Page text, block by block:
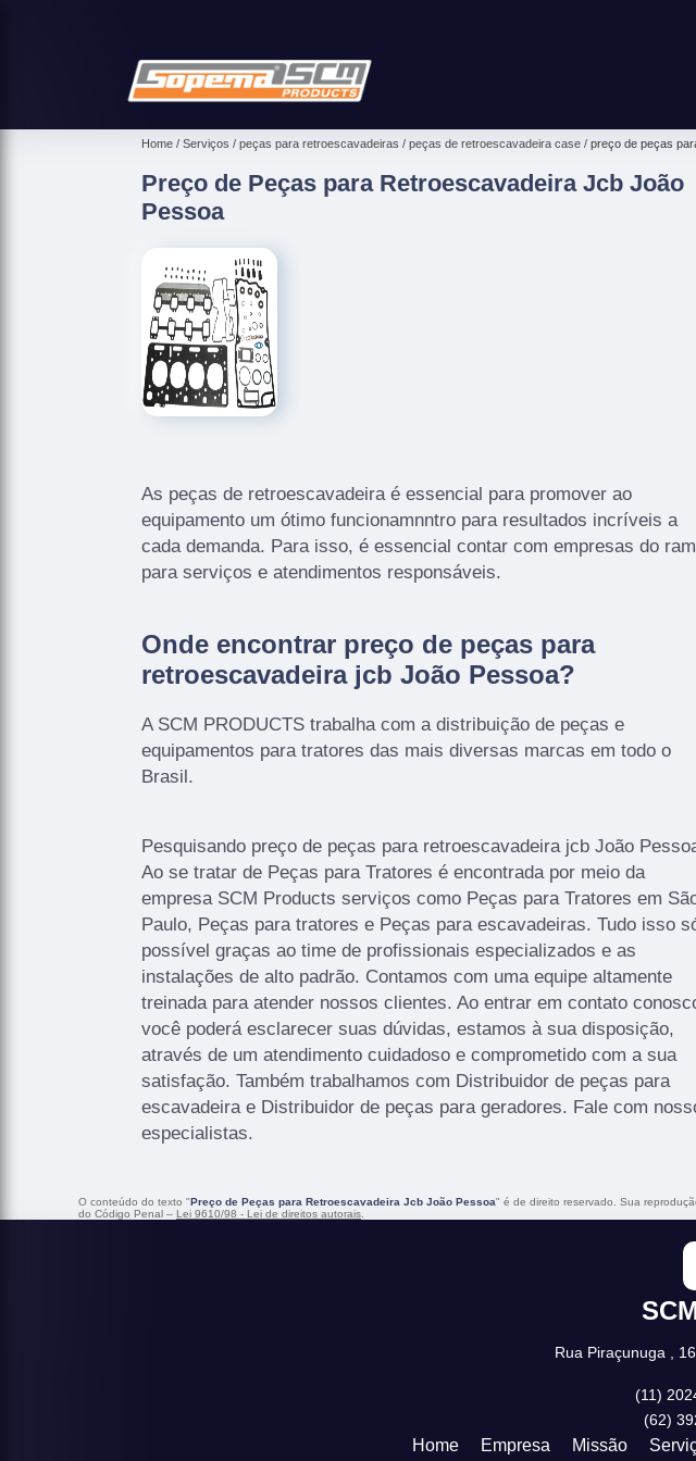
Home Serviços peças para retroescavadeiras peças de retroescavadeira case preço de peças
Preço de Peças para Retroescavadeira Jcb João
Pessoa
As peças de retroescavadeira é essencial para promover ao
equipamento um ótimo funcionamnntro para resultados incríveis a
cada demanda. Para isso, é essencial contar com empresas do
para serviços e atendimentos responsáveis.
Onde encontrar preço de peças para
retroescavadeira jcb João Pessoa?
A SCM PRODUCTS trabalha com a distribuição de peças e
equipamentos para tratores das mais diversas marcas em todo o
Brasil.
Pesquisando preço de peças para retroescavadeira jcb João
Ao se tratar de Peças para Tratores é encontrada por meio da
empresa SCM Products serviços como Peças para Tratores em
Paulo, Peças para tratores e Peças para escavadeiras. Tudo isso
possível graças ao time de profissionais especializados e as
instalações de alto padrão. Contamos com uma equipe altamente
treinada para atender nossos clientes. Ao entrar em contato
você poderá esclarecer suas dúvidas, estamos à sua disposição,
através de um atendimento cuidadoso e comprometido com a sua
satisfação. Também trabalhamos com Distribuidor de peças para
escavadeira e Distribuidor de peças para geradores. Fale com
especialistas.
O conteúdo do texto "Preço de Peças para Retroescavadeira Jcb João Pessoa" é de direito reservado. Sua
do Código Penal – Lei 9610/98 - Lei de direitos autorais.
Rua Piraçunuga ,
(11)
(62)
Home Empresa Missão